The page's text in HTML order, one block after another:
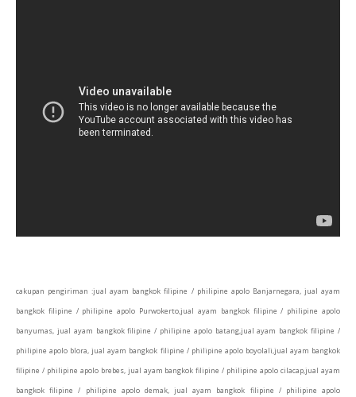
cakupan pengiriman :jual ayam bangkok filipine / philipine apolo Banjarnegara, jual ayam
bangkok filipine / philipine apolo Purwokerto,jual ayam bangkok filipine / philipine apolo
banyumas, jual ayam bangkok filipine / philipine apolo batang,jual ayam bangkok filipine /
philipine apolo blora, jual ayam bangkok filipine / philipine apolo boyolali,jual ayam bangkok
filipine / philipine apolo brebes, jual ayam bangkok filipine / philipine apolo cilacap,jual ayam
bangkok filipine / philipine apolo demak, jual ayam bangkok filipine / philipine apolo